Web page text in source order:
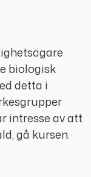
biologisk
detta i
intresse av att
gå kursen.